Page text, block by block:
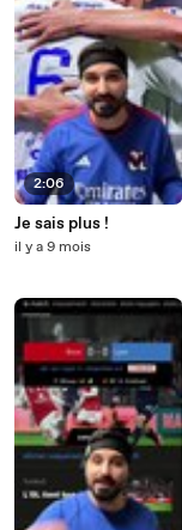
2:06
Je sais plus !
il y a 9 mois